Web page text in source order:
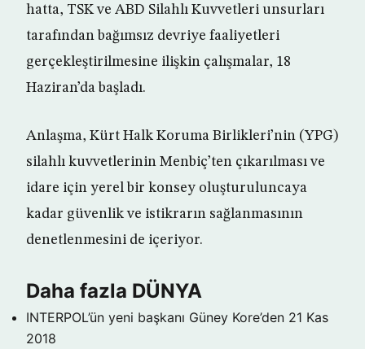
hatta, TSK ve ABD Silahlı Kuvvetleri unsurları
tarafından bağımsız devriye faaliyetleri
gerçekleştirilmesine ilişkin çalışmalar, 18
Haziran’da başladı.
Anlaşma, Kürt Halk Koruma Birlikleri’nin (YPG)
silahlı kuvvetlerinin Menbiç’ten çıkarılması ve
idare için yerel bir konsey oluşturuluncaya
kadar güvenlik ve istikrarın sağlanmasının
denetlenmesini de içeriyor.
Daha fazla DÜNYA
INTERPOL’ün yeni başkanı Güney Kore’den 21 Kas
2018